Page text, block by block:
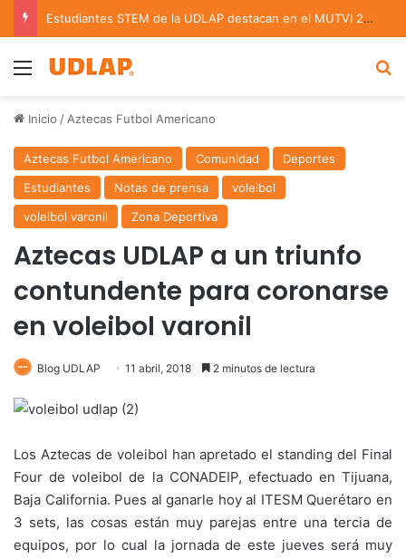
Estudiantes STEM de la UDLAP destacan en el MUTVI 2026
Menu
Inicio / Aztecas Futbol Americano
Aztecas Futbol Americano Comunidad
Deportes
Estudiantes
Notas de prensa
voleibol
voleibol varonil
Zona Deportiva
Aztecas UDLAP a un triunfo
contundente para coronarse
en voleibol varonil
Blog UDLAP 11 abril, 2018 2 minutos de lectura
Los Aztecas de voleibol han apretado el standing del Final
Four de voleibol de la CONADEIP, efectuado en Tijuana,
Baja California. Pues al ganarle hoy al ITESM Querétaro en
3 sets, las cosas están muy parejas entre una tercia de
equipos, por lo cual la jornada de este jueves será muy